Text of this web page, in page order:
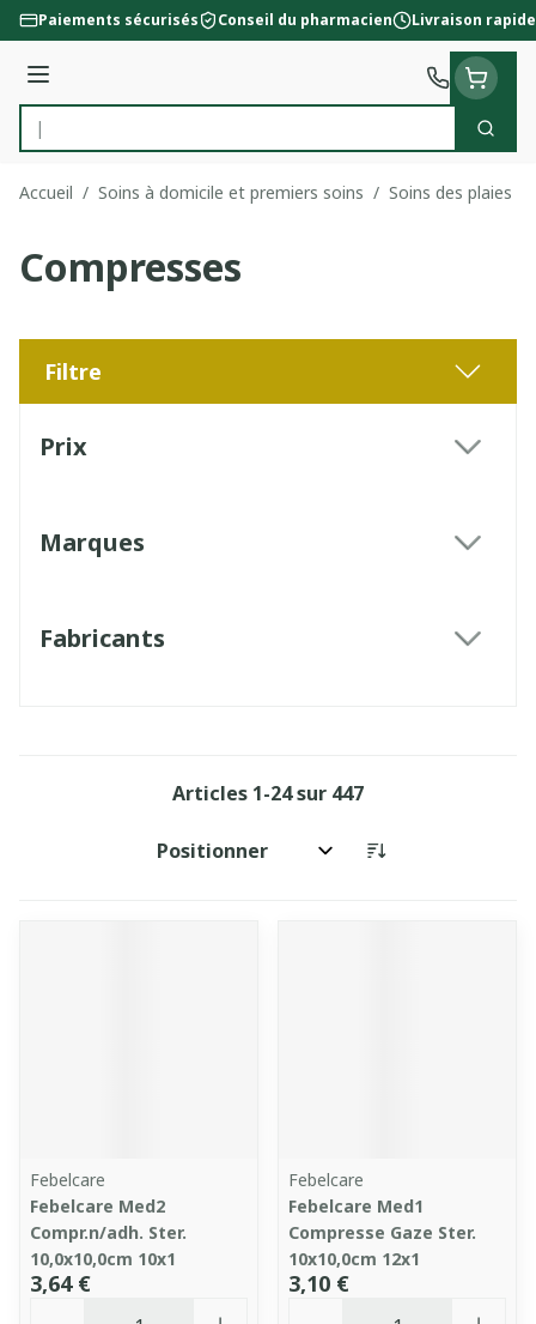
Aller au contenu
Paiements sécurisés Conseil du pharmacien Livraison rapide
Menu
Rechercher
Accueil / Soins à domicile et premiers soins / Soins des plaies
Compresses
Filtre
Prix
Marques
Fabricants
Articles 1-24sur 447
Trier par:
Febelcare
Febelcare Med2
Compr.n/adh. Ster.
10,0x10,0cm 10x1
3,64 €
Febelcare
Febelcare Med1
Compresse Gaze Ster.
10x10,0cm 12x1
3,10 €